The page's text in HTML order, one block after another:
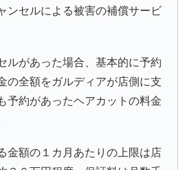
ンセルによる被害の補償サービ
ルがあった場合、基本的に予約
の全額をガルディアが店側に支
予約があったヘアカットの料金
金額の１カ月あたりの上限は店